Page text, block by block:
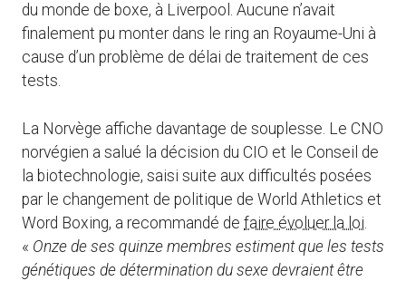
du monde de boxe, à Liverpool. Aucune n’avait
finalement pu monter dans le ring an Royaume-Uni à
cause d’un problème de délai de traitement de ces
tests.
La Norvège affiche davantage de souplesse. Le CNO
norvégien a salué la décision du CIO et le Conseil de
la biotechnologie, saisi suite aux difficultés posées
par le changement de politique de World Athletics et
Word Boxing, a recommandé de faire évoluer la loi
« Onze de ses quinze membres estiment que les tests
génétiques de détermination du sexe devraient être